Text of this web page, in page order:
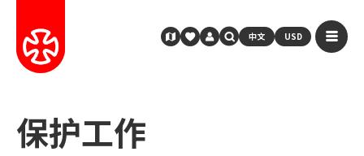
中文 USD
保护工作